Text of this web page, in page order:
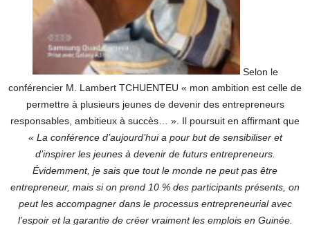
Selon le
conférencier M. Lambert TCHUENTEU « mon ambition est celle de
permettre à plusieurs jeunes de devenir des entrepreneurs
responsables, ambitieux à succès… ». Il poursuit en affirmant que
« La conférence d’aujourd’hui a pour but de sensibiliser et
d’inspirer les jeunes à devenir de futurs entrepreneurs.
Évidemment, je sais que tout le monde ne peut pas être
entrepreneur, mais si on prend 10 % des participants présents, on
peut les accompagner dans le processus entrepreneurial avec
l’espoir et la garantie de créer vraiment les emplois en Guinée.